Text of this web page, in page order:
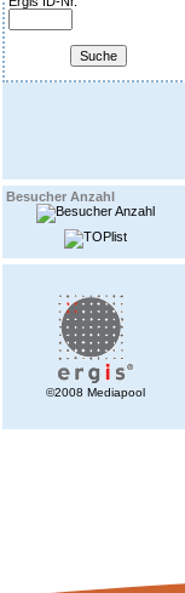
Besucher Anzahl
©2008 Mediapool